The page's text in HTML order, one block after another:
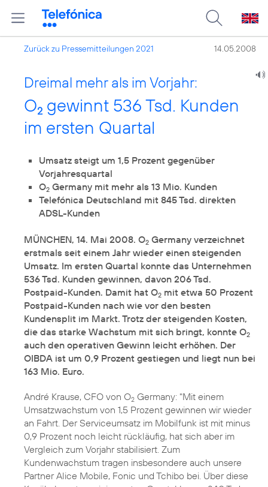
Zurück zu Pressemitteilungen 2021 14.05.2008
Dreimal mehr als im Vorjahr:
O2 gewinnt 536 Tsd. Kunden
im ersten Quartal
Umsatz steigt um 1,5 Prozent gegenüber
Vorjahresquartal
O2 Germany mit mehr als 13 Mio. Kunden
Telefónica Deutschland mit 845 Tsd. direkten
ADSL-Kunden
MÜNCHEN, 14. Mai 2008. O2 Germany verzeichnet
erstmals seit einem Jahr wieder einen steigenden
Umsatz. Im ersten Quartal konnte das Unternehmen
536 Tsd. Kunden gewinnen, davon 206 Tsd.
Postpaid-Kunden. Damit hat O2 mit etwa 50 Prozent
Postpaid-Kunden nach wie vor den besten
Kundensplit im Markt. Trotz der steigenden Kosten,
die das starke Wachstum mit sich bringt, konnte O2
auch den operativen Gewinn leicht erhöhen. Der
OIBDA ist um 0,9 Prozent gestiegen und liegt nun bei
163 Mio. Euro.
André Krause, CFO von O2 Germany: "Mit einem
Umsatzwachstum von 1,5 Prozent gewinnen wir wieder
an Fahrt. Der Serviceumsatz im Mobilfunk ist mit minus
0,9 Prozent noch leicht rückläufig, hat sich aber im
Vergleich zum Vorjahr stabilisiert. Zum
Kundenwachstum tragen insbesondere auch unsere
Partner Alice Mobile, Fonic und Tchibo bei. Über diese